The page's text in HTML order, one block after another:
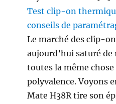
Test clip-on
conseils de
Le marché des clip-
aujourd’hui saturé
toutes la même
polyvalence. Voyons
Mate H38R tire son